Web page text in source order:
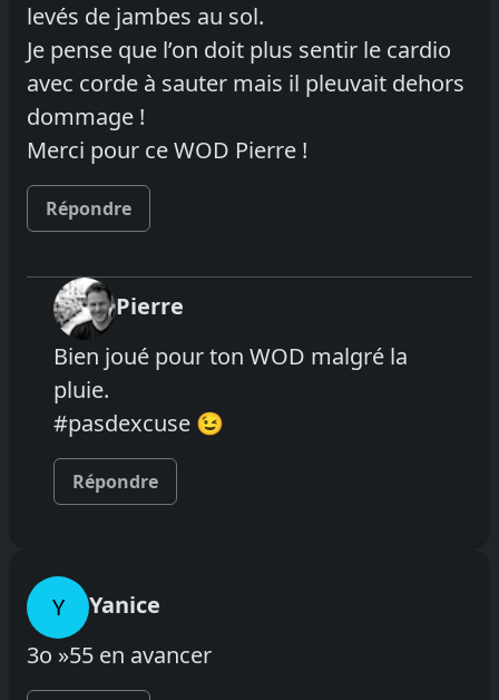
levés de jambes au sol.
Je pense que l’on doit plus sentir le cardio
avec corde à sauter mais il pleuvait dehors
dommage !
Merci pour ce WOD Pierre !
Répondre
Pierre
Bien joué pour ton WOD malgré la
pluie.
#pasdexcuse 😉
Répondre
Y
Yanice
3o »55 en avancer